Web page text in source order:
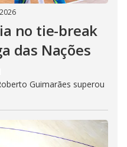
no tie-break
das Nações
Guimarães superou